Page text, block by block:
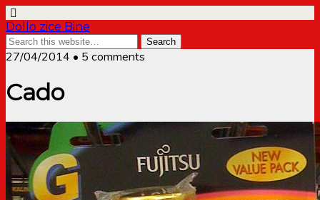
Dollo zice Bine
27/04/2014 • 5 comments
Cado